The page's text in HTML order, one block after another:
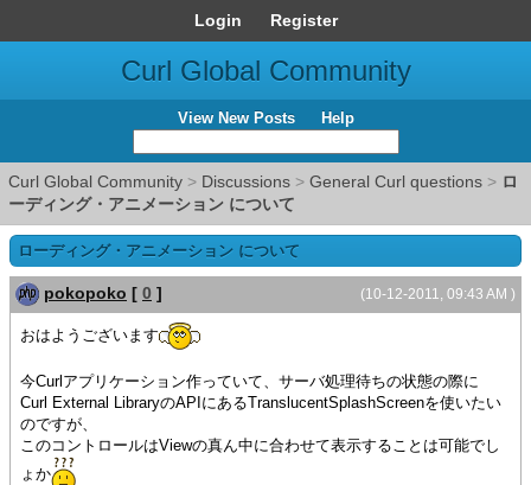
Login Register
Curl Global Community
View New Posts Help
Curl Global Community > Discussions > General Curl questions > ロ
ーディング・アニメーション について
ローディング・アニメーション について
(10-12-2011, 09:43 AM )
pokopoko [ 0 ]
おはようございます
今Curlアプリケーション作っていて、サーバ処理待ちの状態の際に
Curl External LibraryのAPIにあるTranslucentSplashScreenを使いたい
のですが、
このコントロールはViewの真ん中に合わせて表示することは可能でし
ょか